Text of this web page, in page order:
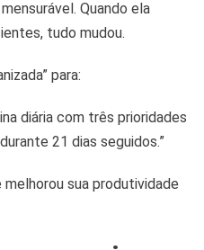
Quando ela
tudo mudou.
para:
diária com três prioridades
21 dias seguidos.”
melhorou sua produtividade